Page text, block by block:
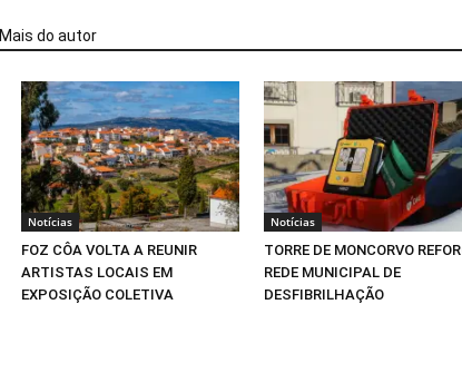
Mais do autor
Notícias
FOZ CÔA VOLTA A REUNIR
ARTISTAS LOCAIS EM
EXPOSIÇÃO COLETIVA
Notícias
TORRE DE MONCORVO
REDE MUNICIPAL DE
DESFIBRILHAÇÃO